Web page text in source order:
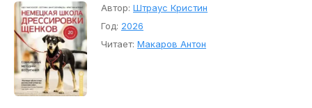
Автор: Штраус Кристин
Год: 2026
Читает: Макаров Антон